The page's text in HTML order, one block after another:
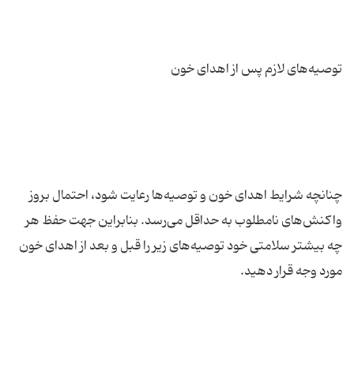
چنانچه شرایط اهدای خون و توصیه‌ها رعایت شود، احتمال بروز
واکنش‌های نامطلوب به حداقل می‌رسد. بنابراین جهت حفظ هر
چه بیشتر سلامتی خود توصیه‌های زیر را قبل و بعد از اهدای خون